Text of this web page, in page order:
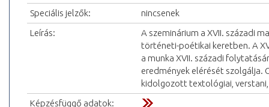
Speciális jelzők:
nincsenek
Leírás:
A szeminárium a XVII. századi
történeti-poétikai keretben. A
a munka XVII. századi
eredmények elérését szolgálja.
kidolgozott textológiai,
Képzésfüggő adatok: